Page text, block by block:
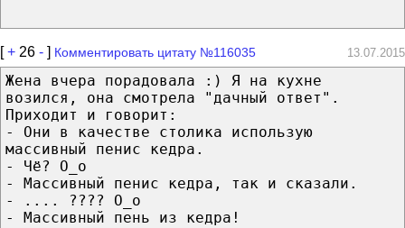
[+ 26 - ] Комментировать цитату №116035 13.07.2015
Жена вчера порадовала :) Я на кухне
возился, она смотрела "дачный ответ".
Приходит и говорит:
- Они в качестве столика использую
массивный пенис кедра.
- Чё? O_o
- Массивный пенис кедра, так и сказали.
- .... ???? O_o
- Массивный пень из кедра!